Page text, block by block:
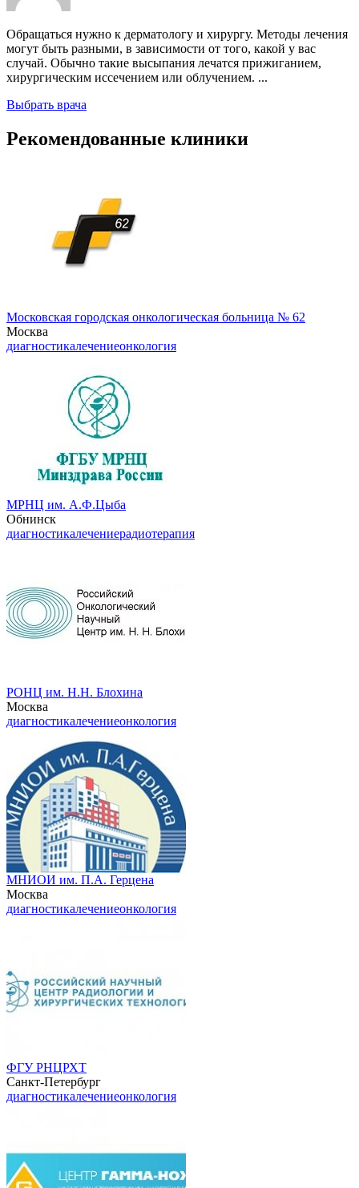
Обращаться нужно к дерматологу и хирургу. Методы лечения
могут быть разными, в зависимости от того, какой у вас
случай. Обычно такие высыпания лечатся прижиганием,
хирургическим иссечением или облучением. ...
Выбрать врача
Рекомендованные клиники
Московская городская онкологическая больница № 62
Москва
диагностикалечениеонкология
МРНЦ им. А.Ф.Цыба
Обнинск
диагностикалечениерадиотерапия
РОНЦ им. Н.Н. Блохина
Москва
диагностикалечениеонкология
МНИОИ им. П.А. Герцена
Москва
диагностикалечениеонкология
ФГУ РНЦРХТ
Санкт-Петербург
диагностикалечениеонкология